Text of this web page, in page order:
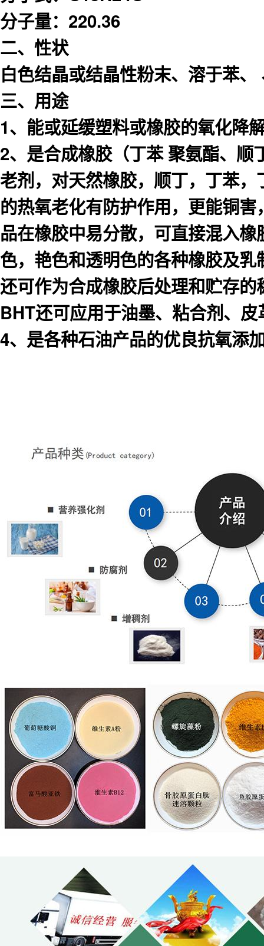
分子量：220.36
二、性状
白色结晶或结晶性粉末、溶于苯
三、用途
1、能或延缓塑料或橡胶的氧化降
2、是合成橡胶（丁苯 聚氨酯、
老剂，对天然橡胶，顺丁，丁苯
的热氧老化有防护作用，更能铜
品在橡胶中易分散，可直接混入
色，艳色和透明色的各种橡胶及
还可作为合成橡胶后处理和贮存
BHT还可应用于油墨、粘合剂、
4、是各种石油产品的优良抗氧添